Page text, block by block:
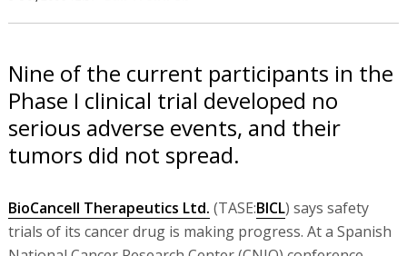
Nine of the current participants in the
Phase I clinical trial developed no
serious adverse events, and their
tumors did not spread.
BioCancell Therapeutics Ltd. (TASE:BICL) says safety
trials of its cancer drug is making progress. At a Spanish